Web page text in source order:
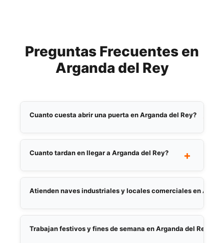
Preguntas Frecuentes en
Arganda del Rey
Cuanto cuesta abrir una puerta en Arganda del Rey?
El precio depende del tipo de cerradura y la
urgencia. Facilitamos presupuesto por
acordado es el precio final.
Cuanto tardan en llegar a Arganda del Rey? +
Nuestro tiempo medio de llegada en Arganda
del Rey es de 25 minutos. Disponibles 24
Atienden naves industriales y locales comerciales en
Si, atendemos tanto viviendas como naves
industriales y locales comerciales. Reparamos
Trabajan festivos y fines de semana en Arganda del Rey?